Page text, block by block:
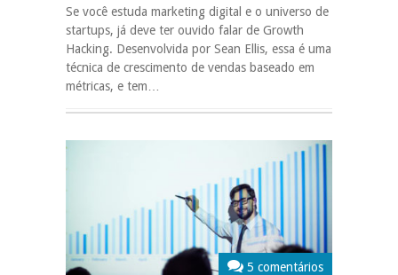
Se você estuda marketing digital e o universo de
startups, já deve ter ouvido falar de Growth
Hacking. Desenvolvida por Sean Ellis, essa é uma
técnica de crescimento de vendas baseado em
métricas, e tem…
5 comentários